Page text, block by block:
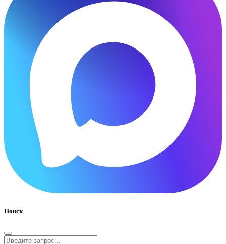
Поиск